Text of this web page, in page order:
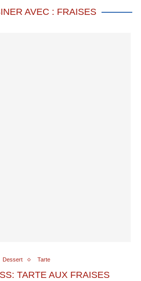
AVEC : FRAISES
Dessert Tarte
TARTE AUX FRAISES